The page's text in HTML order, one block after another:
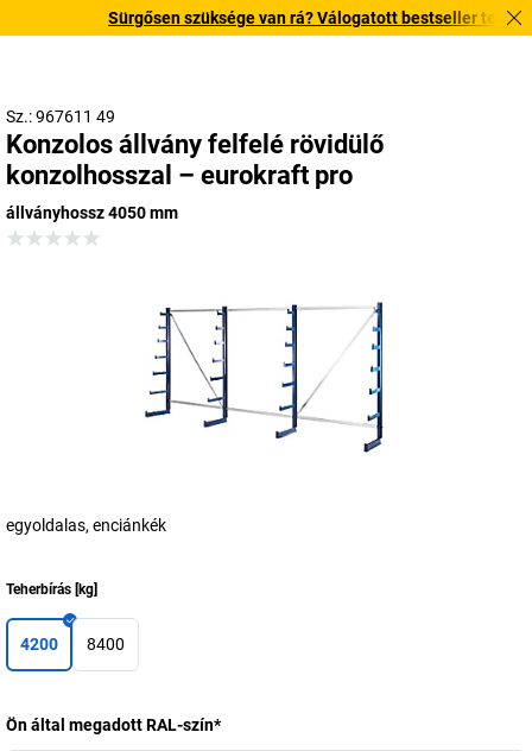
Sürgősen szüksége van rá? Válogatott bestseller
Sz.: 967611 49
Konzolos állvány felfelé rövidülő
konzolhosszal – eurokraft pro
állványhossz 4050 mm
egyoldalas, enciánkék
Teherbírás [kg]
4200 8400
Ön által megadott RAL-szín*